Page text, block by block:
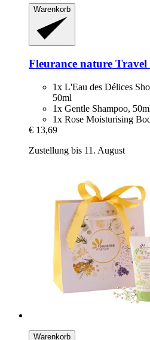
Warenkorb
Fleurance nature Travel
1x L'Eau des Délices
50ml
1x Gentle Shampoo,
1x Rose Moisturising
€ 13,69
Zustellung bis 11. August
Warenkorb